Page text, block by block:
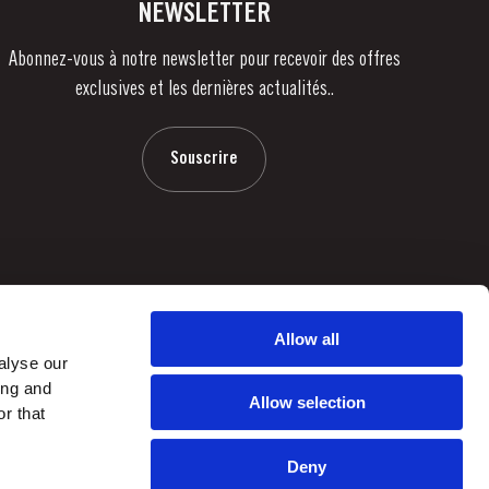
our
and
that
Allow all
Allow selection
Deny
NEWSLETTER
Abonnez-vous à notre newsletter pour recevoir des offres
exclusives et les dernières actualités..
Souscrire